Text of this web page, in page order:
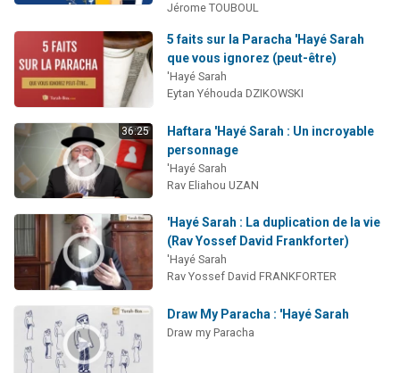
Jérome TOUBOUL
5 faits sur la Paracha 'Hayé Sarah
que vous ignorez (peut-être)
'Hayé Sarah
Eytan Yéhouda DZIKOWSKI
36:25
Haftara 'Hayé Sarah : Un incroyable
personnage
'Hayé Sarah
Rav Eliahou UZAN
'Hayé Sarah : La duplication de la vie
(Rav Yossef David Frankforter)
'Hayé Sarah
Rav Yossef David FRANKFORTER
Draw My Paracha : 'Hayé Sarah
Draw my Paracha